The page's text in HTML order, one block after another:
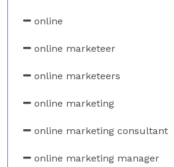
online
online marketeer
online marketeers
online marketing
online marketing consultant
online marketing manager